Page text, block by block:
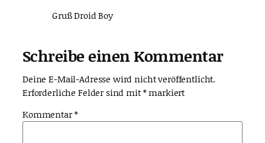
Gruß Droid Boy
Schreibe einen Kommentar
Deine E-Mail-Adresse wird nicht veröffentlicht.
Erforderliche Felder sind mit*markiert
Kommentar*